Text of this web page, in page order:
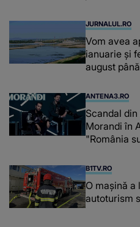
JURNALUL.RO
Vom avea
ianuarie și
august
ANTENA3.RO
Scandal
Morandi în
"România
B1TV.RO
O maşină a
autoturism